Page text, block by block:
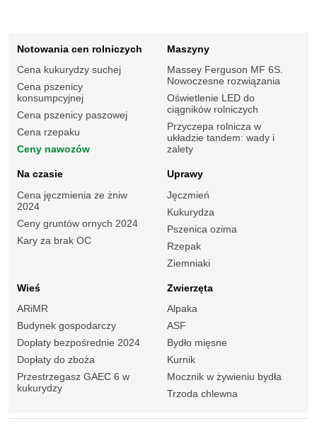
Notowania cen rolniczych
Cena kukurydzy suchej
Cena pszenicy
konsumpcyjnej
Cena pszenicy paszowej
Cena rzepaku
Ceny nawozów
Maszyny
Massey Ferguson MF 6S.
Nowoczesne rozwiązania
Oświetlenie LED do
ciągników rolniczych
Przyczepa rolnicza w
układzie tandem: wady i
zalety
Na czasie
Cena jęczmienia ze żniw
2024
Ceny gruntów ornych 2024
Kary za brak OC
Uprawy
Jęczmień
Kukurydza
Pszenica ozima
Rzepak
Ziemniaki
Wieś
ARiMR
Budynek gospodarczy
Dopłaty bezpośrednie 2024
Dopłaty do zboża
Przestrzegasz GAEC 6 w
kukurydzy
Zwierzęta
Alpaka
ASF
Bydło mięsne
Kurnik
Mocznik w żywieniu bydła
Trzoda chlewna